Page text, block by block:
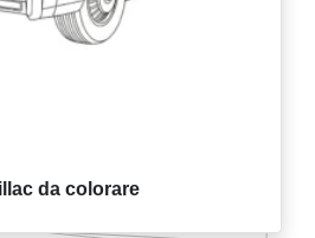
da colorare